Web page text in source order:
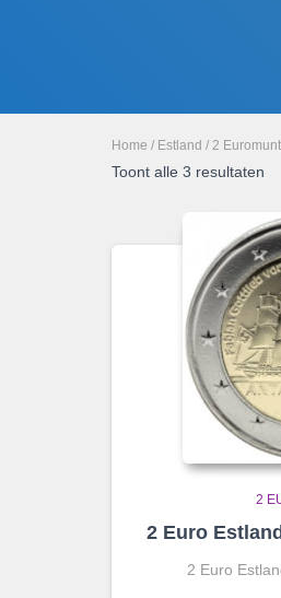
Home / Estland / 2
Toont alle 3 resultaten
2
2 Euro
2 Euro